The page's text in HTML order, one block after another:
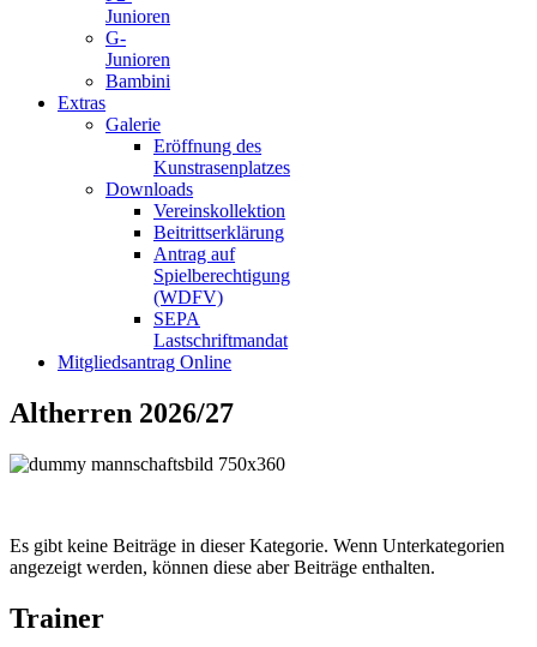
Junioren
G-
Junioren
Bambini
Extras
Galerie
Eröffnung des
Kunstrasenplatzes
Downloads
Vereinskollektion
Beitrittserklärung
Antrag auf
Spielberechtigung
(WDFV)
SEPA
Lastschriftmandat
Mitgliedsantrag Online
Altherren 2026/27
Es gibt keine Beiträge in dieser Kategorie. Wenn Unterkategorien
angezeigt werden, können diese aber Beiträge enthalten.
Trainer